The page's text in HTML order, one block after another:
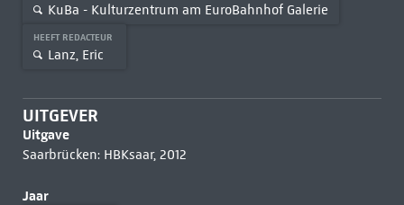
KuBa - Kulturzentrum am EuroBahnhof Galerie
HEEFT REDACTEUR
Lanz, Eric
UITGEVER
Uitgave
Saarbrücken: HBKsaar, 2012
Jaar